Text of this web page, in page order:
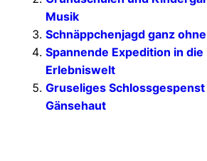
Musik
Schnäppchenjagd ganz
Spannende Expedition in
Erlebniswelt
Gruseliges
Gänsehaut